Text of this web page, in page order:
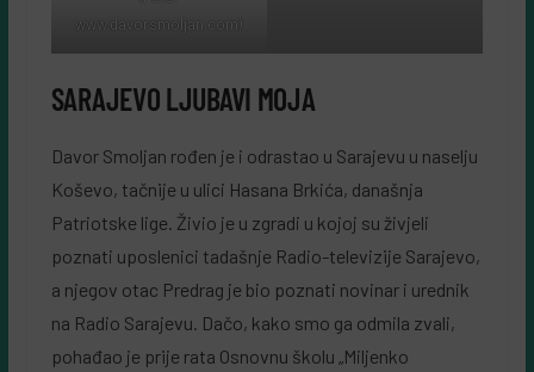
www.davorsmoljan.com)
SARAJEVO LJUBAVI MOJA
Davor Smoljan rođen je i odrastao u Sarajevu u naselju
Koševo, tačnije u ulici Hasana Brkića, današnja
Patriotske lige. Živio je u zgradi u kojoj su živjeli
poznati uposlenici tadašnje Radio-televizije Sarajevo,
a njegov otac Predrag je bio poznati novinar i urednik
na Radio Sarajevu. Dačo, kako smo ga odmila zvali,
pohađao je prije rata Osnovnu školu „Miljenko